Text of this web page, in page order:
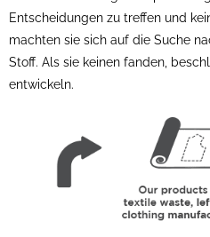
Entscheidungen zu treffen und
machten sie sich auf die Suche
Stoff. Als sie keinen fanden,
entwickeln.